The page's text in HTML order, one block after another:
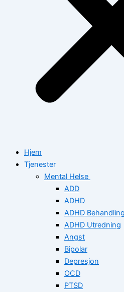
Hjem
Tjenester
Mental Helse
ADD
ADHD
ADHD Behandling
ADHD Utredning
Angst
Bipolar
Depresjon
OCD
PTSD